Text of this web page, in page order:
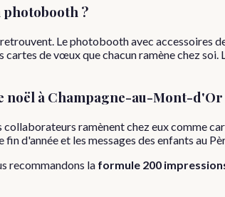
?
Le photobooth avec accessoires
de vœux que chacun ramène chez
noël à Champagne-au-Mont-d'Or
ramènent chez eux comme
d'année et les messages des enfants au
recommandons la formule 200